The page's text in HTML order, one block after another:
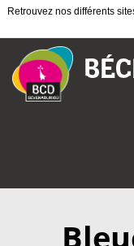
Retrouvez nos différents
au
contenu
principal